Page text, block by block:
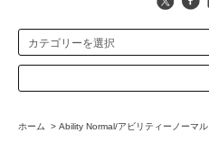
ホーム > Ability Normal/アビリティーノーマル